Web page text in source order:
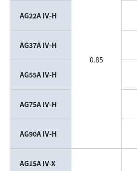
0.85
AG22A IV-H
AG37A IV-H
AG55A IV-H
AG75A IV-H
AG90A IV-H
AG15A IV-X